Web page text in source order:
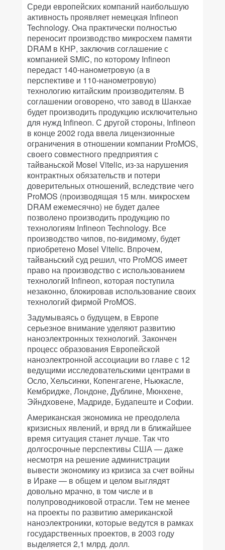
Среди европейских компаний наибольшую
активность проявляет немецкая Infineon
Technology. Она практически полностью
переносит производство микросхем памяти
DRAM в КНР, заключив соглашение с
компанией SMIC, по которому Infineon
передаст 140-нанометровую (а в
перспективе и 110-нанометровую)
технологию китайским производителям. В
соглашении оговорено, что завод в Шанхае
будет производить продукцию исключительно
для нужд Infineon. С другой стороны, Infineon
в конце 2002 года ввела лицензионные
ограничения в отношении компании ProMOS,
своего совместного предприятия с
тайваньской Mosel Vitelic, из-за нарушения
контрактных обязательств и потери
доверительных отношений, вследствие чего
ProMOS (производящая 15 млн. микросхем
DRAM ежемесячно) не будет далее
позволено производить продукцию по
технологиям Infineon Technology. Все
производство чипов, по-видимому, будет
приобретено Mosel Vitelic. Впрочем,
тайваньский суд решил, что ProMOS имеет
право на производство с использованием
технологий Infineon, которая поступила
незаконно, блокировав использование своих
технологий фирмой ProMOS.
Задумываясь о будущем, в Европе
серьезное внимание уделяют развитию
наноэлектронных технологий. Закончен
процесс образования Европейской
наноэлектронной ассоциации во главе с 12
ведущими исследовательскими центрами в
Осло, Хельсинки, Копенгагене, Ньюкасле,
Кембридже, Лондоне, Дублине, Мюнхене,
Эйндховене, Мадриде, Будапеште и Софии.
Американская экономика не преодолела
кризисных явлений, и вряд ли в ближайшее
время ситуация станет лучше. Так что
долгосрочные перспективы США — даже
несмотря на решение администрации
вывести экономику из кризиса за счет войны
в Ираке — в общем и целом выглядят
довольно мрачно, в том числе и в
полупроводниковой отрасли. Тем не менее
на проекты по развитию американской
наноэлектроники, которые ведутся в рамках
государственных проектов, в 2003 году
выделяется 2,1 млрд. долл.